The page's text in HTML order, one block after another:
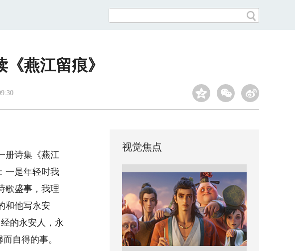
燕江留痕》
册诗集《燕江
一是年轻时我
歌盛事，我理
和他写永安
的永安人，永
自得的事。
视觉焦点